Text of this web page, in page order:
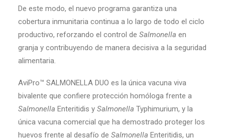
De este modo, el nuevo programa garantiza una
cobertura inmunitaria continua a lo largo de todo el ciclo
productivo, reforzando el control de Salmonella en
granja y contribuyendo de manera decisiva a la seguridad
alimentaria.
AviPro™ SALMONELLA DUO es la única vacuna viva
bivalente que confiere protección homóloga frente a
Salmonella Enteritidis y Salmonella Typhimurium, y la
única vacuna comercial que ha demostrado proteger los
huevos frente al desafío de Salmonella Enteritidis, un